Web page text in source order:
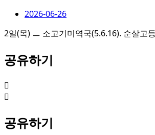
2026-06-26
2일(목) ㅡ 소고기미역국(5.6.16). 순살고
공유하기
공유하기